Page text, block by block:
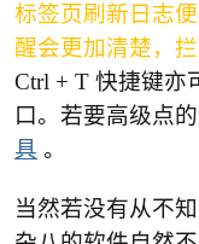
jie.
标签页刷新日志
醒会更加清楚，
Ctrl + T 快捷键亦
口。若要高级点
具 。
当然若没有从不